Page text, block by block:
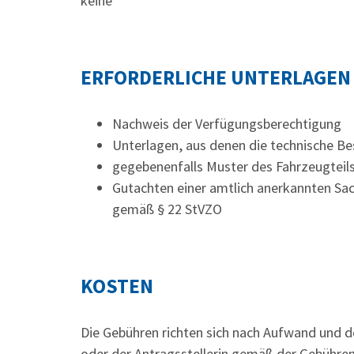
ERFORDERLICHE UNTERLAGEN
Nachweis der Verfügungsberechtigung
Unterlagen, aus denen die technische
gegebenenfalls Muster des
Gutachten einer amtlich anerkannten
gemäß § 22 StVZO
KOSTEN
Die Gebühren richten sich nach Aufwand